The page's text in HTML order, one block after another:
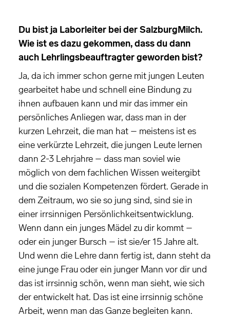
Du bist ja Laborleiter bei der SalzburgMilch.
Wie ist es dazu gekommen, dass du dann
auch Lehrlingsbeauftragter geworden bist?
Ja, da ich immer schon gerne mit jungen Leuten
gearbeitet habe und schnell eine Bindung zu
ihnen aufbauen kann und mir das immer ein
persönliches Anliegen war, dass man in der
kurzen Lehrzeit, die man hat – meistens ist es
eine verkürzte Lehrzeit, die jungen Leute lernen
dann 2-3 Lehrjahre – dass man soviel wie
möglich von dem fachlichen Wissen weitergibt
und die sozialen Kompetenzen fördert. Gerade in
dem Zeitraum, wo sie so jung sind, sind sie in
einer irrsinnigen Persönlichkeitsentwicklung.
Wenn dann ein junges Mädel zu dir kommt –
oder ein junger Bursch – ist sie/er 15 Jahre alt.
Und wenn die Lehre dann fertig ist, dann steht da
eine junge Frau oder ein junger Mann vor dir und
das ist irrsinnig schön, wenn man sieht, wie sich
der entwickelt hat. Das ist eine irrsinnig schöne
Arbeit, wenn man das Ganze begleiten kann.